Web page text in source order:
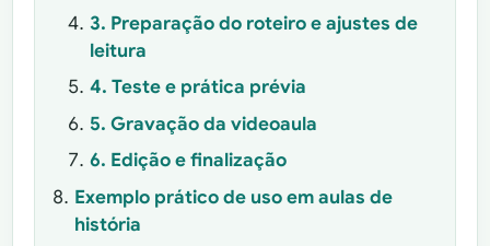
3. Preparação do roteiro e ajustes de
leitura
4. Teste e prática prévia
5. Gravação da videoaula
6. Edição e finalização
Exemplo prático de uso em aulas de
história